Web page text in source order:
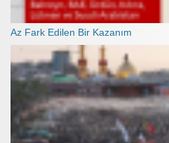
Az Fark Edilen Bir Kazanım